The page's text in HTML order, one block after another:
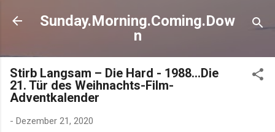
Direkt zum Hauptbereich
Sunday.Morning.Coming.Dow
n
Stirb Langsam – Die Hard - 1988…Die
21. Tür des Weihnachts-Film-
Adventkalender
- Dezember 21, 2020